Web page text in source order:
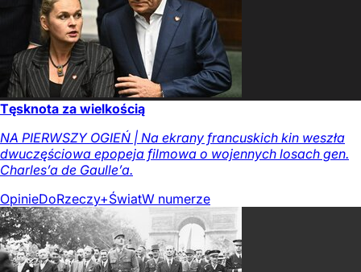
Tęsknota za wielkością
NA PIERWSZY OGIEŃ | Na ekrany francuskich kin weszła
dwuczęściowa epopeja filmowa o wojennych losach gen.
Charles’a de Gaulle’a.
OpinieDoRzeczy+ŚwiatW numerze